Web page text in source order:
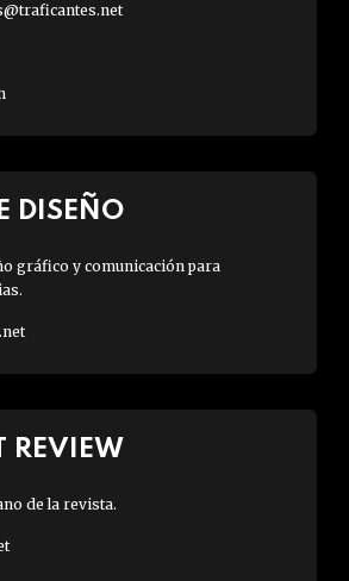
DISEÑO
gráfico y comunicación para
REVIEW
de la revista.